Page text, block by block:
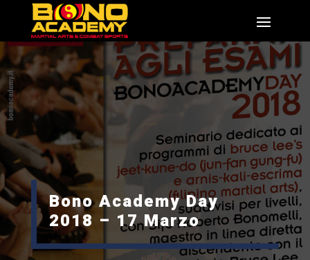
Bono Academy Day
2018 – 17 Marzo